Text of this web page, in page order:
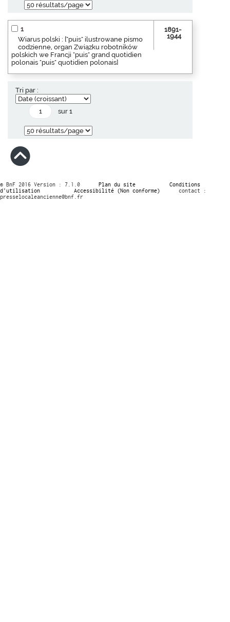
1
Wiarus polski : ["puis" ilustrowane pismo
codzienne, organ Związku robotników
polskich we Francji "puis" grand quotidien
polonais "puis" quotidien polonais]
1891-
1944
Tri par :
sur 1
© BnF 2016 Version : 7.1.0 Plan du site
Conditions
d’utilisation
Accessibilité (Non conforme)
contact :
presselocaleancienne@bnf.fr